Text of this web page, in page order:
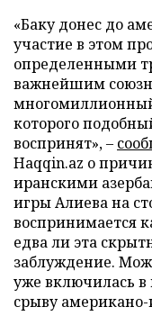
«Баку донес до
участие в этом
определенными
важнейшим
которого
воспринят», –
Haqqin.az о
иранскими
игры Алиева на
воспринимается
едва ли эта
заблуждение.
уже включилась
срыву